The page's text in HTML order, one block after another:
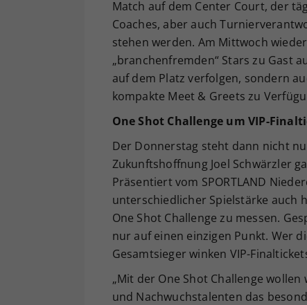
Match auf dem Center Court, der
Coaches, aber auch
stehen werden. Am Mittwoch
„branchenfremden“ Stars zu Gast
auf dem Platz verfolgen, sondern
kompakte Meet & Greets zu
One Shot Challenge um VIP-
Der Donnerstag steht dann nicht
Zukunftshoffnung Joel Schwärzler
Präsentiert vom SPORTLAND
unterschiedlicher Spielstärke auch
One Shot Challenge zu messen.
nur auf einen einzigen Punkt. Wer
Gesamtsieger winken VIP-
„Mit der One Shot Challenge
und Nachwuchstalenten das